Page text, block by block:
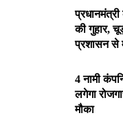
की गुहार,
प्रशासन से
4 नामी
लगेगा
मौका